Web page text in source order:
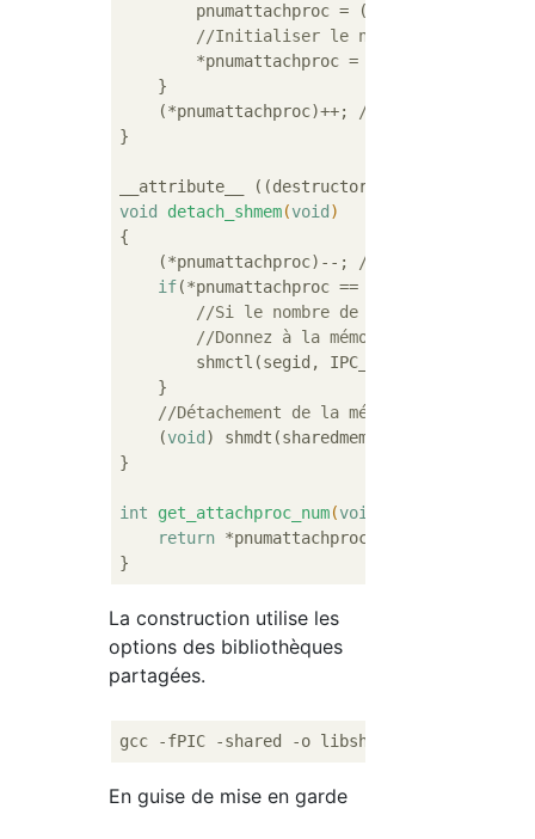
        pnumattachproc = (
//Initialiser le nombre de
        *pnumattachproc =
    }
    (*pnumattachproc)++;
//Augmenter le
}
void
detach_shmem(void )
{
    (*pnumattachproc)--;
//Décrémenter le
if(*pnumattachproc ==
//Si le nombre de processus
//Donnez à la mémoire partagée
        shmctl(segid, IPC_RMID,
    }
//Détachement de la mémoire partagée
    (
void ) shmdt(sharedmemory);
}
int get_attachproc_num(void
return *pnumattachproc;
La construction utilise les
options des bibliothèques
partagées.
En guise de mise en garde